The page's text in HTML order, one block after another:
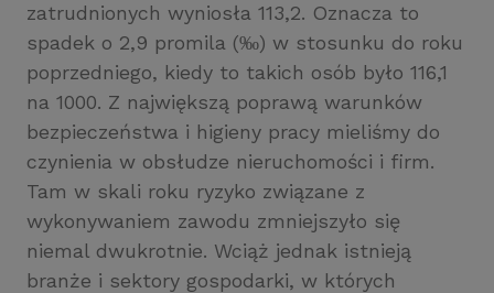
zatrudnionych wyniosła 113,2. Oznacza to
spadek o 2,9 promila (‰) w stosunku do roku
poprzedniego, kiedy to takich osób było 116,1
na 1000. Z największą poprawą warunków
bezpieczeństwa i higieny pracy mieliśmy do
czynienia w obsłudze nieruchomości i firm.
Tam w skali roku ryzyko związane z
wykonywaniem zawodu zmniejszyło się
niemal dwukrotnie. Wciąż jednak istnieją
branże i sektory gospodarki, w których